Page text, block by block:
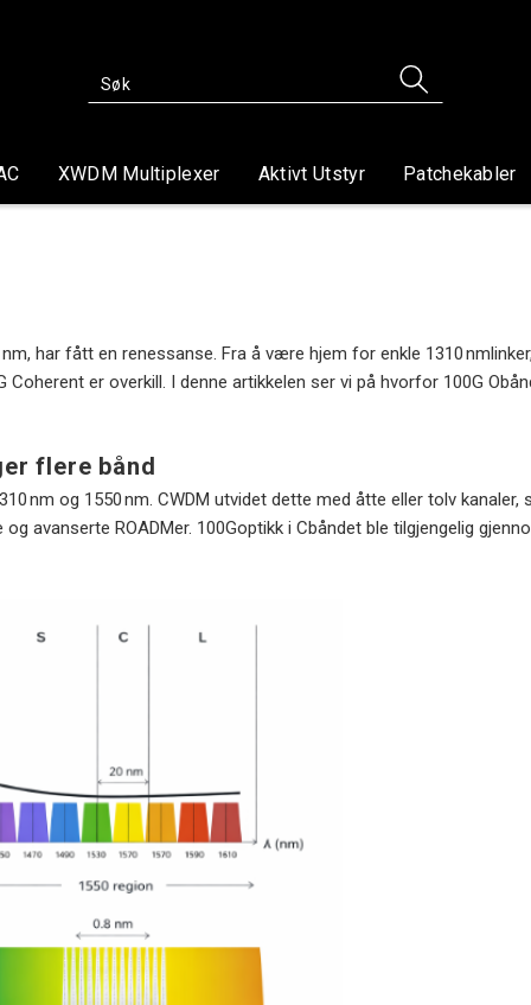
XWDM Multiplexer Aktivt Utstyr Patchekabler
har fått en renessanse. Fra å være hjem for enkle 1310
er overkill. I denne artikkelen ser vi på hvorfor 100G
flere bånd
nm og 1550 nm. CWDM utvidet dette med åtte eller tolv
avanserte ROADMer. 100Goptikk i Cbåndet ble tilgjengelig